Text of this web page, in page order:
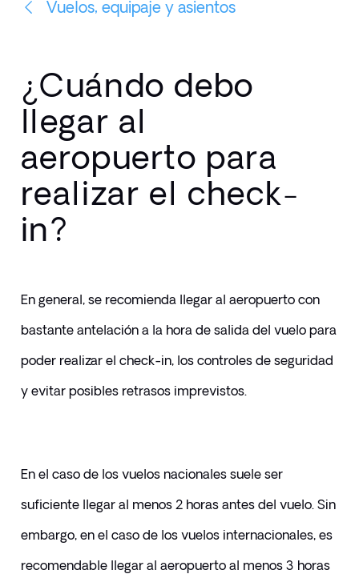
Vuelos, equipaje y asientos
¿Cuándo debo
llegar al
aeropuerto para
realizar el check-
in?
En general, se recomienda llegar al aeropuerto con
bastante antelación a la hora de salida del vuelo para
poder realizar el check-in, los controles de seguridad
y evitar posibles retrasos imprevistos.
En el caso de los vuelos nacionales suele ser
suficiente llegar al menos 2 horas antes del vuelo. Sin
embargo, en el caso de los vuelos internacionales, es
recomendable llegar al aeropuerto al menos 3 horas